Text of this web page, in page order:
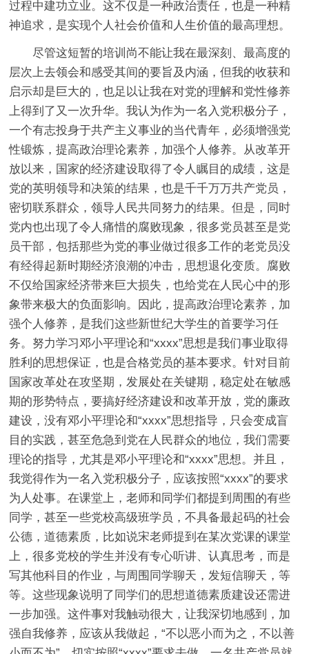
过程中建功立业。这不仅是一种政治责任，也是一种精
神追求，是实现个人社会价值和人生价值的最高理想。
尽管这短暂的培训尚不能让我在最深刻、最高度的
层次上去领会和感受其间的要旨及内涵，但我的收获和
启示却是巨大的，也足以让我在对党的理解和党性修养
上得到了又一次升华。我认为作为一名入党积极分子，
一个有志投身于共产主义事业的当代青年，必须增强党
性锻炼，提高政治理论素养，加强个人修养。从改革开
放以来，国家的经济建设取得了令人瞩目的成绩，这是
党的英明领导和决策的结果，也是千千万万共产党员，
密切联系群众，领导人民共同努力的结果。但是，同时
党内也出现了令人痛惜的腐败现象，很多党员甚至是党
员干部，包括那些为党的事业做过很多工作的老党员没
有经得起新时期经济浪潮的冲击，思想退化变质。腐败
不仅给国家经济带来巨大损失，也给党在人民心中的形
象带来极大的负面影响。因此，提高政治理论素养，加
强个人修养，是我们这些新世纪大学生的首要学习任
务。努力学习邓小平理论和“xxxx”思想是我们事业取得
胜利的思想保证，也是合格党员的基本要求。针对目前
国家改革处在攻坚期，发展处在关键期，稳定处在敏感
期的形势特点，要搞好经济建设和改革开放，党的廉政
建设，没有邓小平理论和“xxxx”思想指导，只会变成盲
目的实践，甚至危急到党在人民群众的地位，我们需要
理论的指导，尤其是邓小平理论和“xxxx”思想。并且，
我觉得作为一名入党积极分子，应该按照“xxxx”的要求
为人处事。在课堂上，老师和同学们都提到周围的有些
同学，甚至一些党校高级班学员，不具备最起码的社会
公德，道德素质，比如说宋老师提到在某次党课的课堂
上，很多党校的学生并没有专心听讲、认真思考，而是
写其他科目的作业，与周围同学聊天，发短信聊天，等
等。这些现象说明了同学们的思想道德素质建设还需进
一步加强。这件事对我触动很大，让我深切地感到，加
强自我修养，应该从我做起，“不以恶小而为之，不以善